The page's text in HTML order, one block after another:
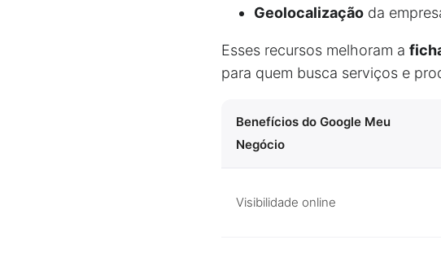
Geolocalização da
Esses recursos melhoram a
para quem busca serviços e
Benefícios do Google Meu
Negócio
Visibilidade online